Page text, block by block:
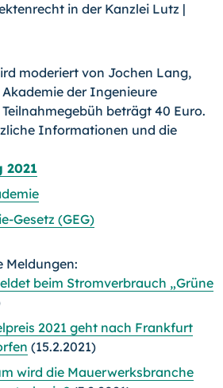
in der Kanzlei Lutz |
moderiert von Jochen Lang,
der Ingenieure
beträgt 40 Euro.
Informationen und die
2021
Gesetz (GEG)
Meldungen:
beim Stromverbrauch „Grüne
2021 geht nach Frankfurt
(15.2.2021)
wird die Mauerwerksbranche